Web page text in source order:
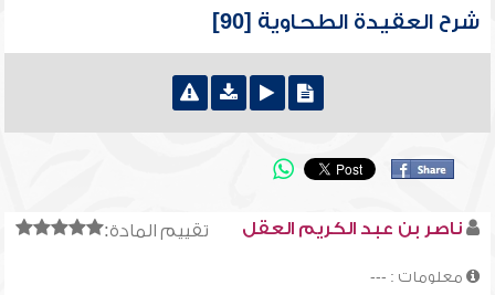
شرح العقيدة الطحاوية [90]
تقييم المادة: ناصر بن عبد الكريم العقل
معلومات : ---